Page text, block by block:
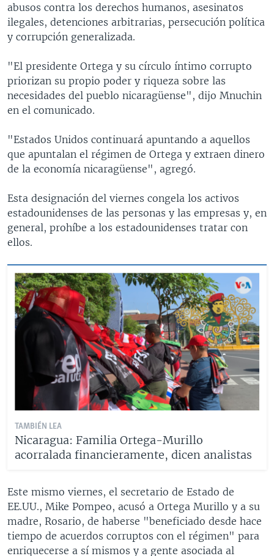
abusos contra los derechos humanos, asesinatos
ilegales, detenciones arbitrarias, persecución política
y corrupción generalizada.
"El presidente Ortega y su círculo íntimo corrupto
priorizan su propio poder y riqueza sobre las
necesidades del pueblo nicaragüense", dijo Mnuchin
en el comunicado.
"Estados Unidos continuará apuntando a aquellos
que apuntalan el régimen de Ortega y extraen dinero
de la economía nicaragüense", agregó.
Esta designación del viernes congela los activos
estadounidenses de las personas y las empresas y, en
general, prohíbe a los estadounidenses tratar con
ellos.
TAMBIÉN LEA
Nicaragua: Familia Ortega-Murillo
acorralada financieramente, dicen analistas
Este mismo viernes, el secretario de Estado de
EE.UU., Mike Pompeo, acusó a Ortega Murillo y a su
madre, Rosario, de haberse "beneficiado desde hace
tiempo de acuerdos corruptos con el régimen" para
enriquecerse a sí mismos y a gente asociada al